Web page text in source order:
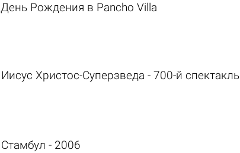
День Рождения в Pancho Villa
Иисус Христос-Суперзведа - 700-й спектакль
Стамбул - 2006